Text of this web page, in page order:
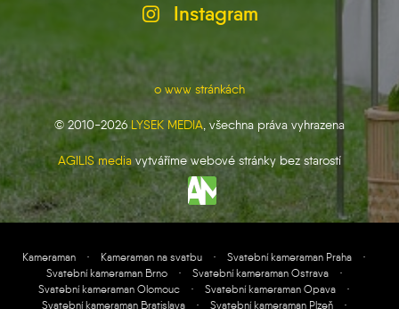
Instagram
o www stránkách
© 2010-2026 LYSEK MEDIA, všechna práva vyhrazena
AGILIS media vytváříme webové stránky bez starostí
Kameraman · Kameraman na svatbu · Svatební kameraman Praha
·
Svatební kameraman Brno
· Svatební kameraman Ostrava
·
Svatební kameraman Olomouc
· Svatební kameraman Opava
·
Svatební kameraman Bratislava
· Svatební kameraman Plzeň
·